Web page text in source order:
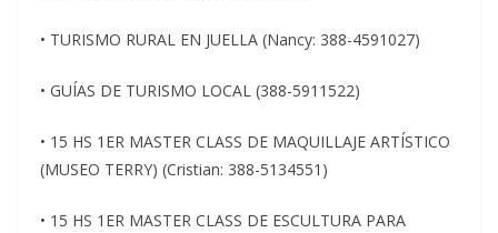
• TURISMO RURAL EN JUELLA (Nancy: 388-4591027)
• GUÍAS DE TURISMO LOCAL (388-5911522)
• 15 HS 1ER MASTER CLASS DE MAQUILLAJE ARTÍSTICO
(MUSEO TERRY) (Cristian: 388-5134551)
• 15 HS 1ER MASTER CLASS DE ESCULTURA PARA